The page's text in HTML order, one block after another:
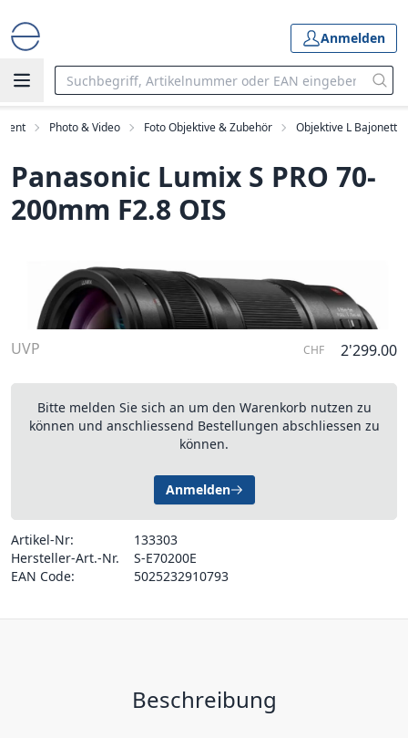
Anmelden
Photo & Video Foto Objektive & Zubehör Objektive L Bajonett
Panasonic Lumix S PRO 70-
200mm F2.8 OIS
UVP CHF 2'299.00
Bitte melden Sie sich an um den Warenkorb nutzen zu
können und anschliessend Bestellungen abschliessen zu
können.
Anmelden
Artikel-Nr:
133303
Hersteller-Art.-Nr.
S-E70200E
EAN Code:
5025232910793
Beschreibung